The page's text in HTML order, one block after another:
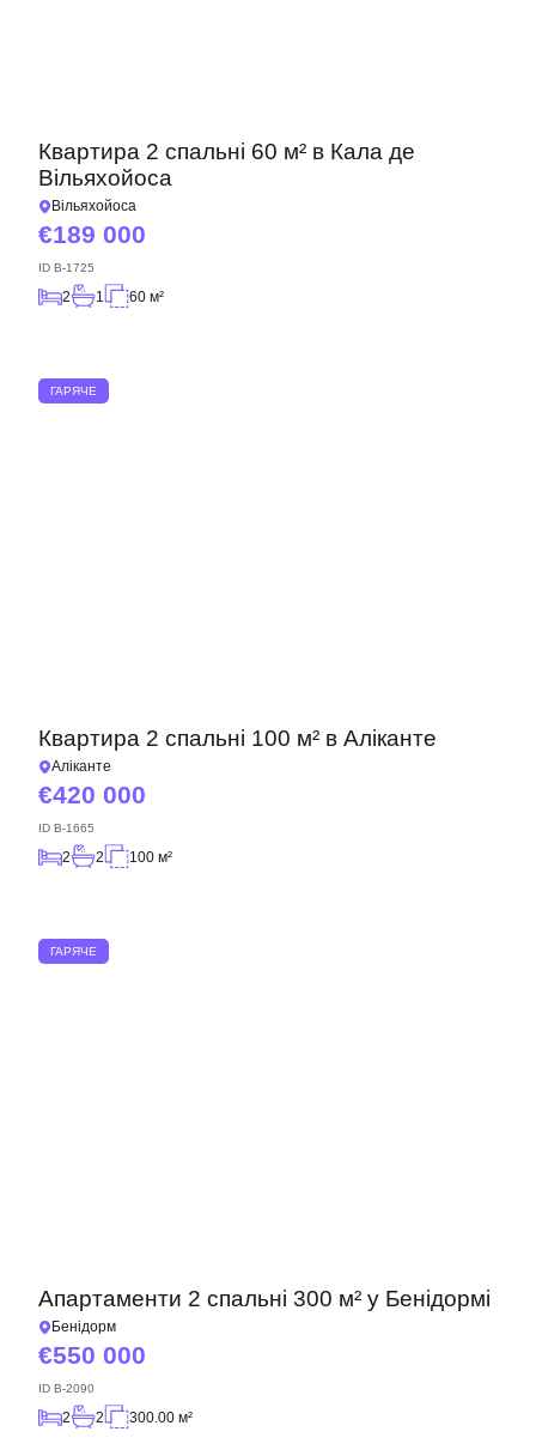
Квартира 2 спальні 60 м² в Кала де
Вільяхойоса
Вільяхойоса
189 000
ID B-1725
2 1 60 м²
ГАРЯЧЕ
Квартира 2 спальні 100 м² в Аліканте
Аліканте
420 000
ID B-1665
2 2 100 м²
ГАРЯЧЕ
Апартаменти 2 спальні 300 м² у Бенідормі
Бенідорм
550 000
ID B-2090
2 2 300.00 м²